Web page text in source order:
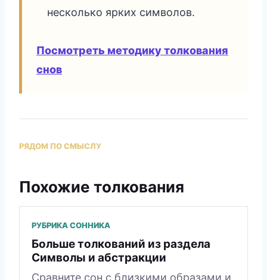
несколько ярких символов.
Посмотреть методику толкования
снов
РЯДОМ ПО СМЫСЛУ
Похожие толкования
РУБРИКА СОННИКА
Больше толкований из раздела
Символы и абстракции
Сравните сон с близкими образами и